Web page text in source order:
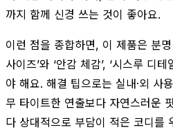
까지 함께 신경 쓰는 것이 좋아요.
이런 점을 종합하면, 이 제품은 분
사이즈’와 ‘안감 체감’, ‘시스루 디
야 해요. 해결 팁으로는 실내·외 사
무 타이트한 연출보다 자연스러운
다 상대적으로 부담이 적은 코디를